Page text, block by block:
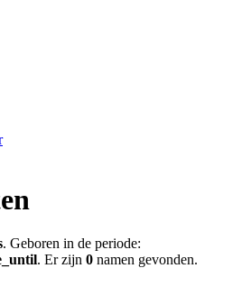
. Geboren in de periode:
. Er zijn 0 namen gevonden.